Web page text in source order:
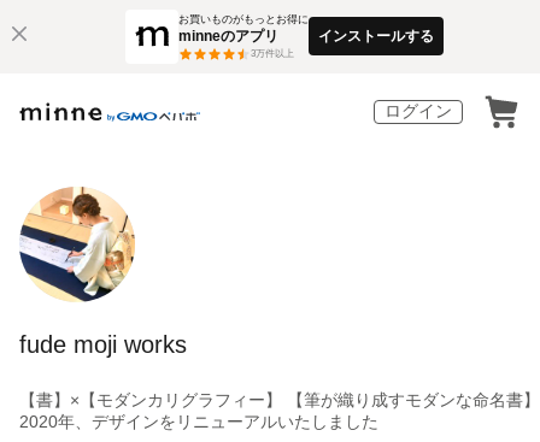
お買いものがもっとお得に
minneのアプリ
3万件以上
インストールする
ログイン
fude moji works
【書】×【モダンカリグラフィー】 【筆が織り成すモダンな命名書】
2020年、デザインをリニューアルいたしました